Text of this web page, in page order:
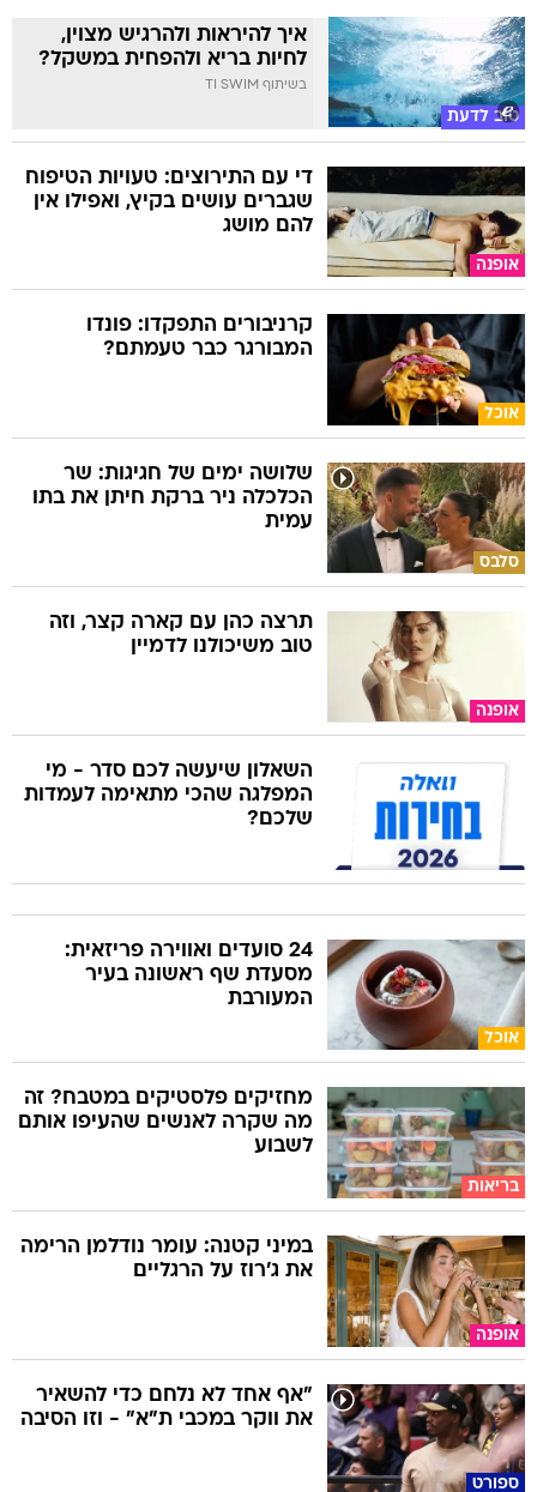
טוב לדעת
איך להיראות ולהרגיש מצוין,
לחיות בריא ולהפחית במשקל?
בשיתוף TI SWIM
אופנה
די עם התירוצים: טעויות הטיפוח
שגברים עושים בקיץ, ואפילו אין
להם מושג
אוכל
קרניבורים התפקדו: פונדו
המבורגר כבר טעמתם?
סלבס
שלושה ימים של חגיגות: שר
הכלכלה ניר ברקת חיתן את בתו
עמית
אופנה
תרצה כהן עם קארה קצר, וזה
טוב משיכולנו לדמיין
השאלון שיעשה לכם סדר - מי
המפלגה שהכי מתאימה לעמדות
שלכם?
אוכל
24 סועדים ואווירה פריזאית:
מסעדת שף ראשונה בעיר
המעורבת
בריאות
מחזיקים פלסטיקים במטבח? זה
מה שקרה לאנשים שהעיפו אותם
לשבוע
אופנה
במיני קטנה: עומר נודלמן הרימה
את ג'רוז על הרגליים
ספורט
"אף אחד לא נלחם כדי להשאיר
את ווקר במכבי ת"א" - וזו הסיבה